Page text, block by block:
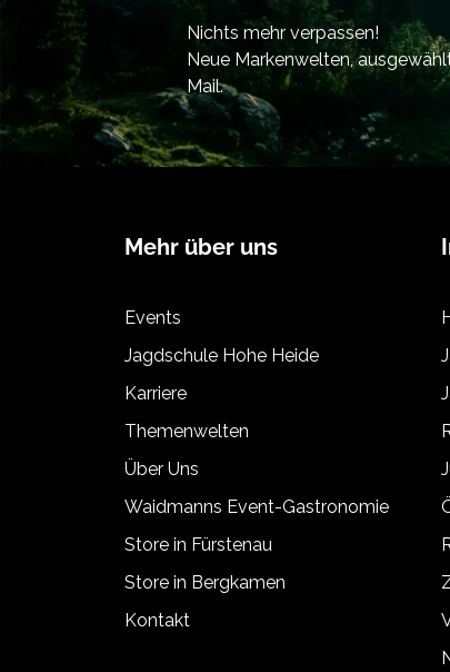
Nichts mehr verpassen!
Neue Markenwelten,
Mail.
Mehr über uns
Events
Jagdschule Hohe Heide
Karriere
Themenwelten
Über Uns
Waidmanns Event-Gastronomie
Store in Fürstenau
Store in Bergkamen
Kontakt